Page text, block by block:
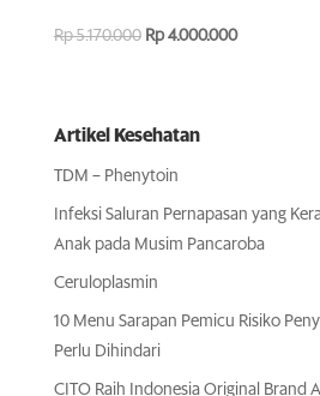
Rp5.170.000 Rp4.000.000
Artikel Kesehatan
TDM – Phenytoin
Infeksi Saluran Pernapasan yang
Anak pada Musim Pancaroba
Ceruloplasmin
10 Menu Sarapan Pemicu Risiko
Perlu Dihindari
CITO Raih Indonesia Original Brand